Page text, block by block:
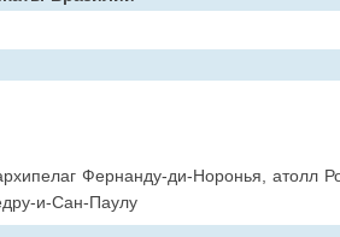
Фернанду-ди-Норонья, атолл
и-Сан-Паулу